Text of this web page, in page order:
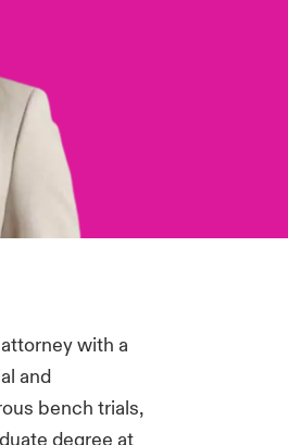
with a
and
bench trials,